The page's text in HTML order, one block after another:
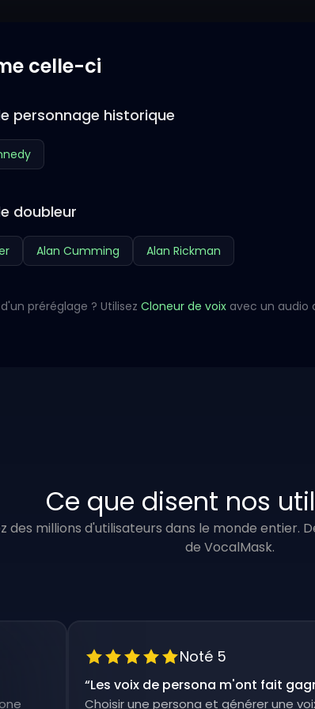
celle-ci
personnage historique
doubleur
Alan Cumming Alan Rickman
préréglage ? Utilisez Cloneur de voix avec un audio
Ce que disent nos
des millions d'utilisateurs dans le monde entier.
de VocalMask.
Noté 5
Les voix de persona m'ont fait gagner
Choisir une persona et générer une voix off